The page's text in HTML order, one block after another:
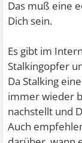
Das muß eine
Dich sein.
Es gibt im
Stalkingopfer
Da Stalking
immer wieder
nachstellt und
Auch